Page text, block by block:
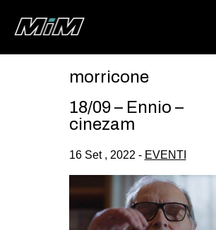
AREA
DEGENERAZIONE
GAZA FREESTYLE
CSOA LAMBRETTA
morricone
18/09 – Ennio –
cinezam
16 Set , 2022 - EVENTI